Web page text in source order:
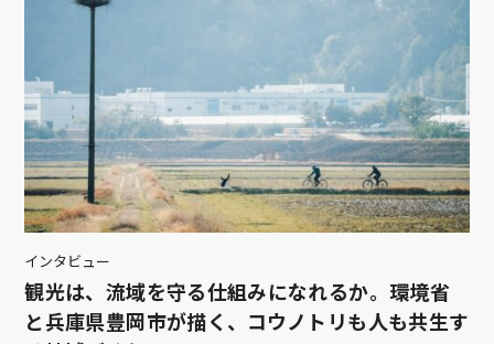
インタビュー
観光は、流域を守る仕組みになれるか。環境省
と兵庫県豊岡市が描く、コウノトリも人も共生す